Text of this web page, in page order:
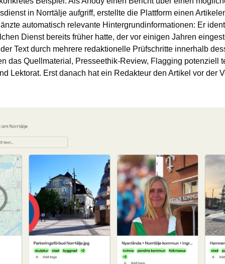
in Norrtälje aufgriff, erstellte die Plattform einen
automatisch relevante Hintergrundinformationen: Er
Dienst bereits früher hatte, der vor einigen Jahren
Text durch mehrere redaktionelle Prüfschritte innerhalb
das Quellmaterial, Presseethik-Review, Flagging potenziell
Lektorat. Erst danach hat ein Redakteur den Artikel vor der